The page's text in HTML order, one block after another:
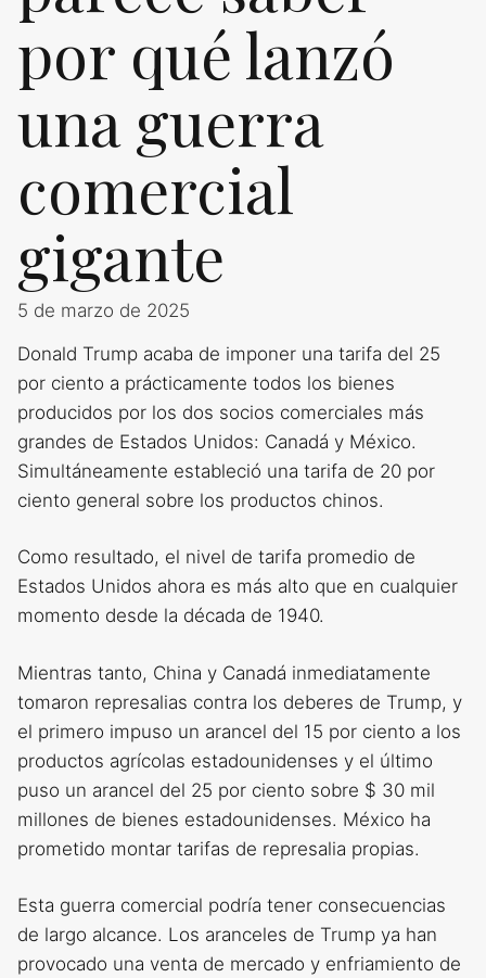
por qué lanzó
una guerra
comercial
gigante
5 de marzo de 2025
Donald Trump acaba de imponer una tarifa del 25
por ciento a prácticamente todos los bienes
producidos por los dos socios comerciales más
grandes de Estados Unidos: Canadá y México.
Simultáneamente estableció una tarifa de 20 por
ciento general sobre los productos chinos.
Como resultado, el nivel de tarifa promedio de
Estados Unidos ahora es más alto que en cualquier
momento desde la década de 1940.
Mientras tanto, China y Canadá inmediatamente
tomaron represalias contra los deberes de Trump, y
el primero impuso un arancel del 15 por ciento a los
productos agrícolas estadounidenses y el último
puso un arancel del 25 por ciento sobre $ 30 mil
millones de bienes estadounidenses. México ha
prometido montar tarifas de represalia propias.
Esta guerra comercial podría tener consecuencias
de largo alcance. Los aranceles de Trump ya han
provocado una venta de mercado y enfriamiento de